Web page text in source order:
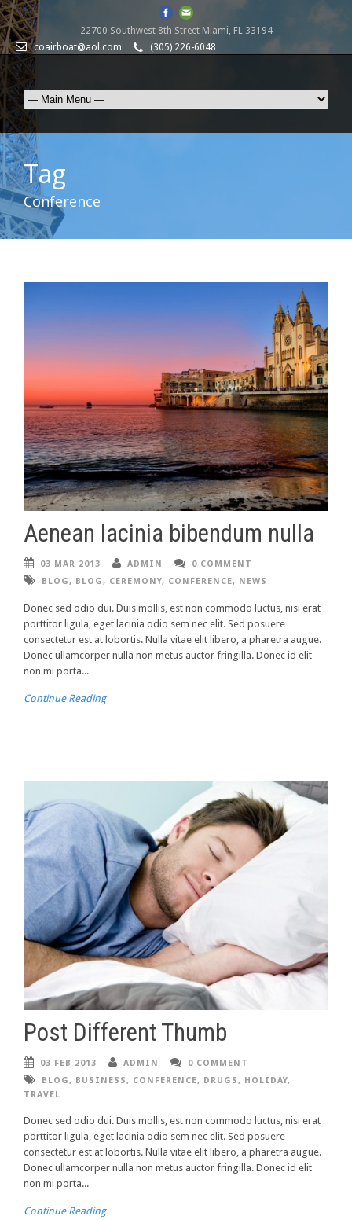
22700 Southwest 8th Street Miami, FL 33194
coairboat@aol.com
(305) 226-6048
Tag
Conference
Aenean lacinia bibendum nulla
03 MAR 2013 ADMIN
0 COMMENT
BLOG, BLOG, CEREMONY, CONFERENCE, NEWS
Donec sed odio dui. Duis mollis, est non commodo luctus, nisi erat
porttitor ligula, eget lacinia odio sem nec elit. Sed posuere
consectetur est at lobortis. Nulla vitae elit libero, a pharetra augue.
Donec ullamcorper nulla non metus auctor fringilla. Donec id elit
non mi porta...
Continue Reading
Post Different Thumb
03 FEB 2013 ADMIN
0 COMMENT
BLOG, BUSINESS, CONFERENCE, DRUGS, HOLIDAY,
TRAVEL
Donec sed odio dui. Duis mollis, est non commodo luctus, nisi erat
porttitor ligula, eget lacinia odio sem nec elit. Sed posuere
consectetur est at lobortis. Nulla vitae elit libero, a pharetra augue.
Donec ullamcorper nulla non metus auctor fringilla. Donec id elit
non mi porta...
Continue Reading